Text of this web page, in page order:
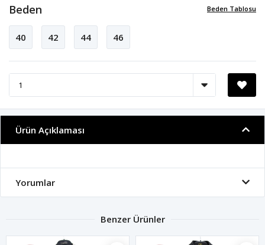
Beden Tablosu
Beden
40 42 44 46
Ürün Açıklaması
Yorumlar
Benzer Ürünler